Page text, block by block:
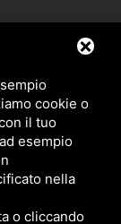
cookie o
il tuo
esempio
nella
o cliccando